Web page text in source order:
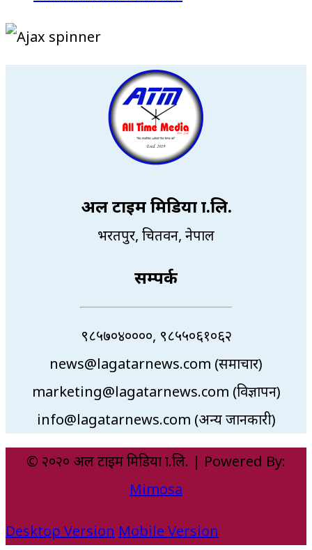
अल टाइम मिडिया प्रा.लि.
भरतपुर, चितवन, नेपाल
सम्पर्क
९८५७०४००००, ९८५५०६१०६२
news@lagatarnews.com (समाचार)
marketing@lagatarnews.com (विज्ञापन)
info@lagatarnews.com (अन्य जानकारी)
© २०२० अल टाइम मिडिया प्रा.लि. | Powered By:
Mimosa
Desktop Version Mobile Version